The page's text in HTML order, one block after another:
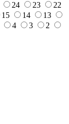
24 23
22
15 14
13
4 3
2